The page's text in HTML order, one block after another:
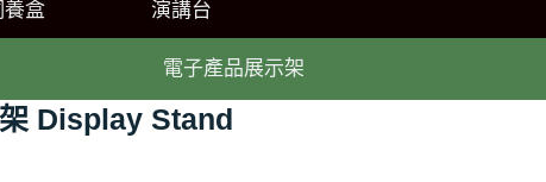
養盒 演講台
電子產品展示架
Display Stand